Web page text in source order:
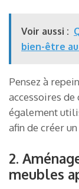
Voir aussi :
bien-être
Pensez à
accessoires de
également
afin de créer
2.
meubles